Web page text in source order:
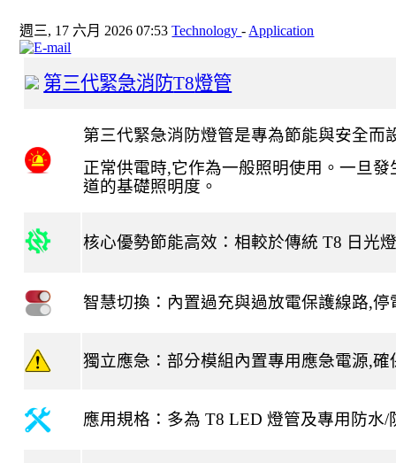
週三, 17 六月 2026 07:53Technology- Application
第三代緊急消防T8燈管
第三代緊急消防燈管是專為節能與安全而
正常供電時,它作為一般照明使用。一旦發
道的基礎照明度。
核心優勢節能高效：相較於傳統 T8 日光
智慧切換：內置過充與過放電保護線路,停
獨立應急：部分模組內置專用應急電源,確
應用規格：多為 T8LED燈管及專用防水/